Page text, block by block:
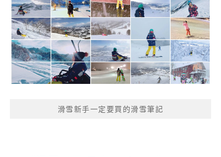
滑雪新手一定要買的滑雪筆記